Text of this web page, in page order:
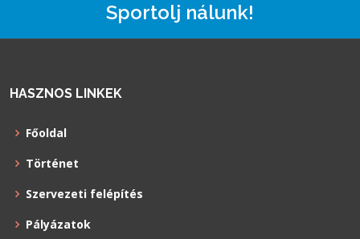
Sportolj nálunk!
HASZNOS LINKEK
Főoldal
Történet
Szervezeti felépítés
Pályázatok